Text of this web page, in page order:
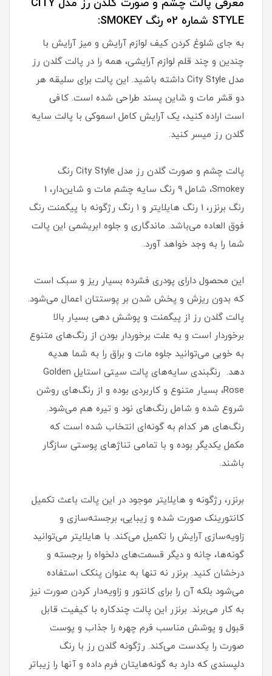
معرفی پالت چشم و صورت گلدن رز مدل CITY
STYLE شماره 02 رنگ SMOKEY:
به جای شلوغ کردن کیف لوازم آرایش و میز آرایش با
چندین و چند قلم لوازم آرایشی، همه را در پالت گلدن رز
مدل City Style داشته باشید. این پالت برای سلیقه هر
دو قشر مات و شاین پسند طراحی شده است. کافی
است اراده کنید، یک آرایش کامل اسموکی با پالت سایه
گلدن رز میسر کنید.
پالت چشم و صورت گلدن رز مدل City Style رنگ
Smokey، شامل 9 رنگ سایه چشم مات و شاین‌دار، 1
رنگ برنزر، 1 رنگ هایلایتر و 1 رنگ رژگونه با پیگمنت رنگ
فوق العاده می‌باشد. ماندگاری و جلوه ابریشمی این پالت
شما را به وجد خواهد آورد.
این محصول دارای پودری فشرده بسیار ریز و سبک است
که بدون ریزش و پخش شدن بر پوستتان اعمال می‌شود.
پالت گلدن رز از پیگمنت و پوشش دهی بسیار بالا
برخوردار است و به علت برخوردار بودن از رنگ‌های متنوع
به خوبی می‌توانید جلوه مات و براق را به شما هدیه
دهد. رنگبندی سایه‌های پالت سیتی استایل Golden
Rose، بسیار متنوع و کاربردی بوده و از رنگ‌های روشن
شروع شده و شامل رنگ‌های نود و تیره هم می‌شود.
رنگ‌های هر کدام به گونه‌ای انتخاب شده است که
مکمل یکدیگر بوده و با تمامی تناژهای پوستی سازگار
باشند.
برنزر، رژگونه و هایلایتر موجود در این پالت باعث تکمیل
کانتورینک صورت شده و زیبایی، برجسته‌سازی و
زاویه‌سازی آرایش را تکمیل می‌کند. با هایلایتر می‌توانید
گونه‌ها، چانه و دیگر قسمت‌های دلخواه را برجسته و
درخشان کنید. برنزر نه تنها به عنوان پنکک استفاده
می‌شود بلکه آن را برای کانتور و زاویه‌دار کردن صورت نیز
به کار می‌برند. برنزر این پالت چندکاره با کیفیت قابل
قبول و پوشش مناسب فرم چهره را جذاب و پوست
صورت را یکدست می‌کند. رژگونه گلدن رز با رنگ
دلپسندی که دارد به گونه‌هایتان فرم داده و آنها را زیباتر